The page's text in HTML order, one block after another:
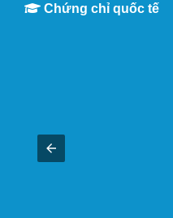
Chứng chỉ quốc tế